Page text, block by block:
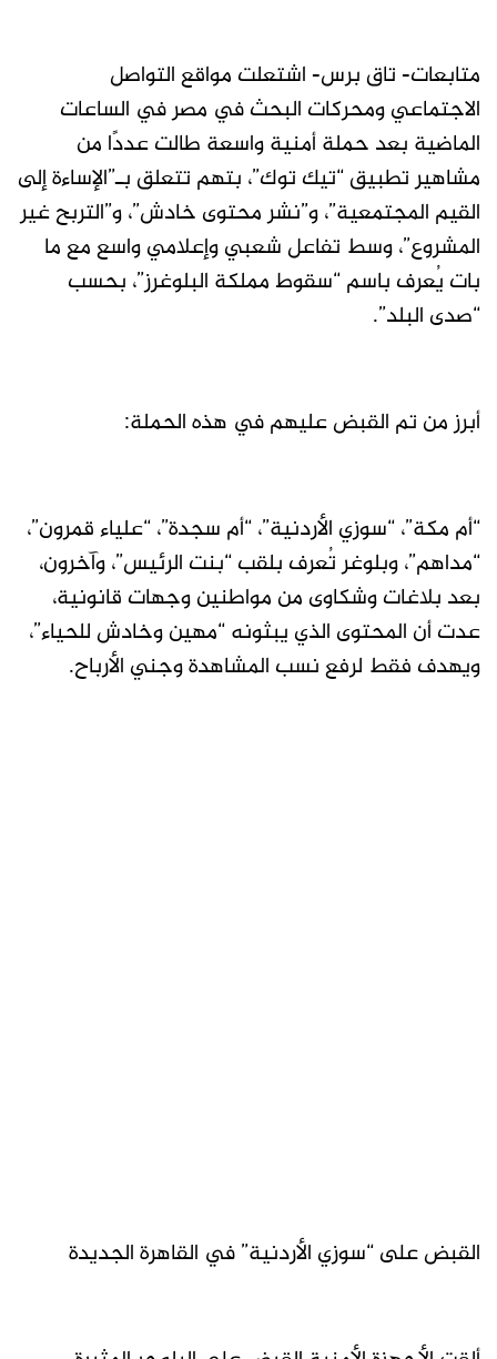
متابعات- تاق برس- اشتعلت مواقع التواصل
الاجتماعي ومحركات البحث في مصر في الساعات
الماضية بعد حملة أمنية واسعة طالت عددًا من
مشاهير تطبيق “تيك توك”، بتهم تتعلق بـ”الإساءة إلى
القيم المجتمعية”، و”نشر محتوى خادش”، و”التربح غير
المشروع”، وسط تفاعل شعبي وإعلامي واسع مع ما
بات يُعرف باسم “سقوط مملكة البلوغرز”، بحسب
“صدى البلد”.
أبرز من تم القبض عليهم في هذه الحملة:
“أم مكة”، “سوزي الأردنية”، “أم سجدة”، “علياء قمرون”،
“مداهم”، وبلوغر تُعرف بلقب “بنت الرئيس”، وآخرون،
بعد بلاغات وشكاوى من مواطنين وجهات قانونية،
عدت أن المحتوى الذي يبثونه “مهين وخادش للحياء”،
ويهدف فقط لرفع نسب المشاهدة وجني الأرباح.
القبض على “سوزي الأردنية” في القاهرة الجديدة